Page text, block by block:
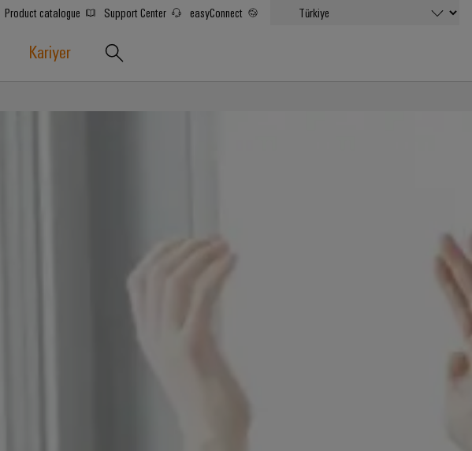
Product catalogue Support Center easyConnect
Kariyer